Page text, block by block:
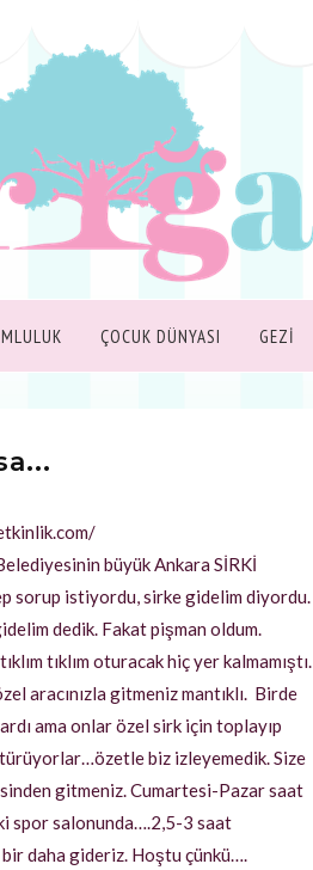
ÇOCUK DÜNYASI GEZİ
büyük Ankara SİRKİ
sorup istiyordu, sirke gidelim diyordu.
dedik. Fakat pişman oldum.
tıklım oturacak hiç yer kalmamıştı.
aracınızla gitmeniz mantıklı. Birde
ama onlar özel sirk için toplayıp
biz izleyemedik. Size
gitmeniz. Cumartesi-Pazar saat
spor salonunda….2,5-3 saat
daha gideriz. Hoştu çünkü….